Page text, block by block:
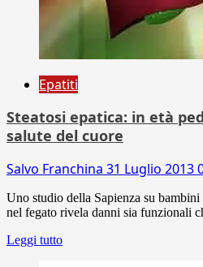
Epatiti
Steatosi epatica: in età
salute del cuore
Salvo Franchina 31 Luglio 2013
Uno studio della Sapienza su
nel fegato rivela danni sia funzionali
Leggi tutto